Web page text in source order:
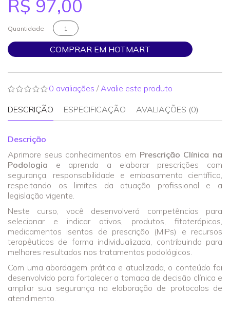
R$ 97,00
Quantidade
COMPRAR EM HOTMART
0 avaliações / Avalie este produto
DESCRIÇÃO ESPECIFICAÇÃO AVALIAÇÕES (0)
Descrição
Aprimore seus conhecimentos em Prescrição Clínica na
Podologia e aprenda a elaborar prescrições com
segurança, responsabilidade e embasamento científico,
respeitando os limites da atuação profissional e a
legislação vigente.
Neste curso, você desenvolverá competências para
selecionar e indicar ativos, produtos, fitoterápicos,
medicamentos isentos de prescrição (MIPs) e recursos
terapêuticos de forma individualizada, contribuindo para
melhores resultados nos tratamentos podológicos.
Com uma abordagem prática e atualizada, o conteúdo foi
desenvolvido para fortalecer a tomada de decisão clínica e
ampliar sua segurança na elaboração de protocolos de
atendimento.